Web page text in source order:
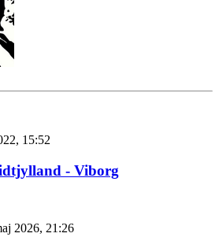
15:52
- Viborg
2026, 21:26